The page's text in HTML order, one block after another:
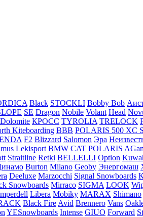
Black STOCKLI Bobby Bob
SE Dragon Nobile Volant Head
Dolomite КРОСС TYROLIA TRELOCK
Kiteboarding BBB POLARIS 500 XC
F2 Blizzard Salomon Эра
Lekisport BMW CAT POLARIS
Straitline Retki BELLELLI Option
Burton Milano Geoby Энергомаш
Deeluxe Marzocchi Signal Snowboards
Snowboards Mirraco SIGMA LOOK
Libera Mobiky MARAX Shimano
Black Fire Avid Brennero Vans
YESnowboards Intense GIUO Forward